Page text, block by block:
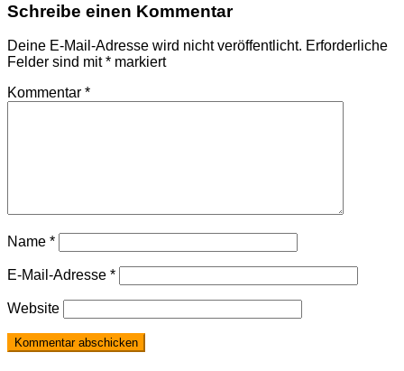
Schreibe einen Kommentar
Deine E-Mail-Adresse wird nicht veröffentlicht. Erforderliche
Felder sind mit* markiert
Kommentar *
Name *
E-Mail-Adresse *
Website